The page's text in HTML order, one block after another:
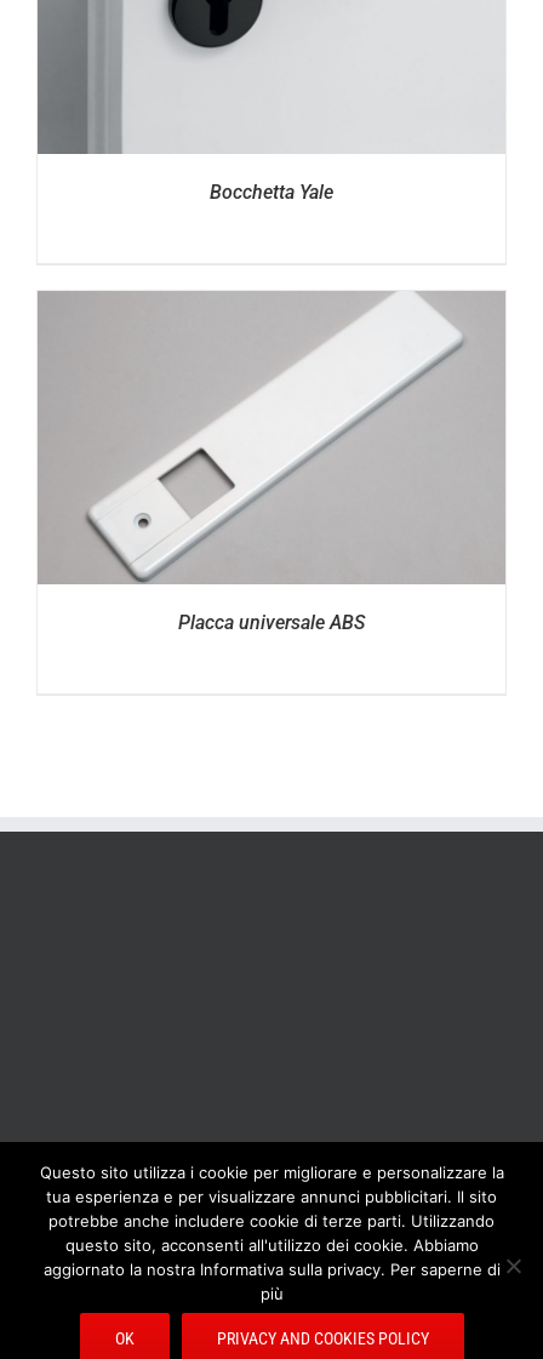
Bocchetta Yale
Placca universale ABS
BOLIS ITALIA S.R.L. a socio unico - VIA F.LLI KENNEDY - 23881 AIRUNO
(LC) - ITALY Tel: +39 0399271126 Fax: +39 0399271133 General e-mail:
info@bolisitalia.com - P.IVA / C.F. IT02262000165 Privacy and Cookies
Policy
Facebook YouTube
Rss EmailBolisitalia.itBolisitalia.com
Bolisitalia.fr
Questo sito utilizza i cookie per migliorare e personalizzare la
tua esperienza e per visualizzare annunci pubblicitari. Il sito
potrebbe anche includere cookie di terze parti. Utilizzando
questo sito, acconsenti all'utilizzo dei cookie. Abbiamo
aggiornato la nostra Informativa sulla privacy. Per saperne di
più
OK PRIVACY AND COOKIES POLICY